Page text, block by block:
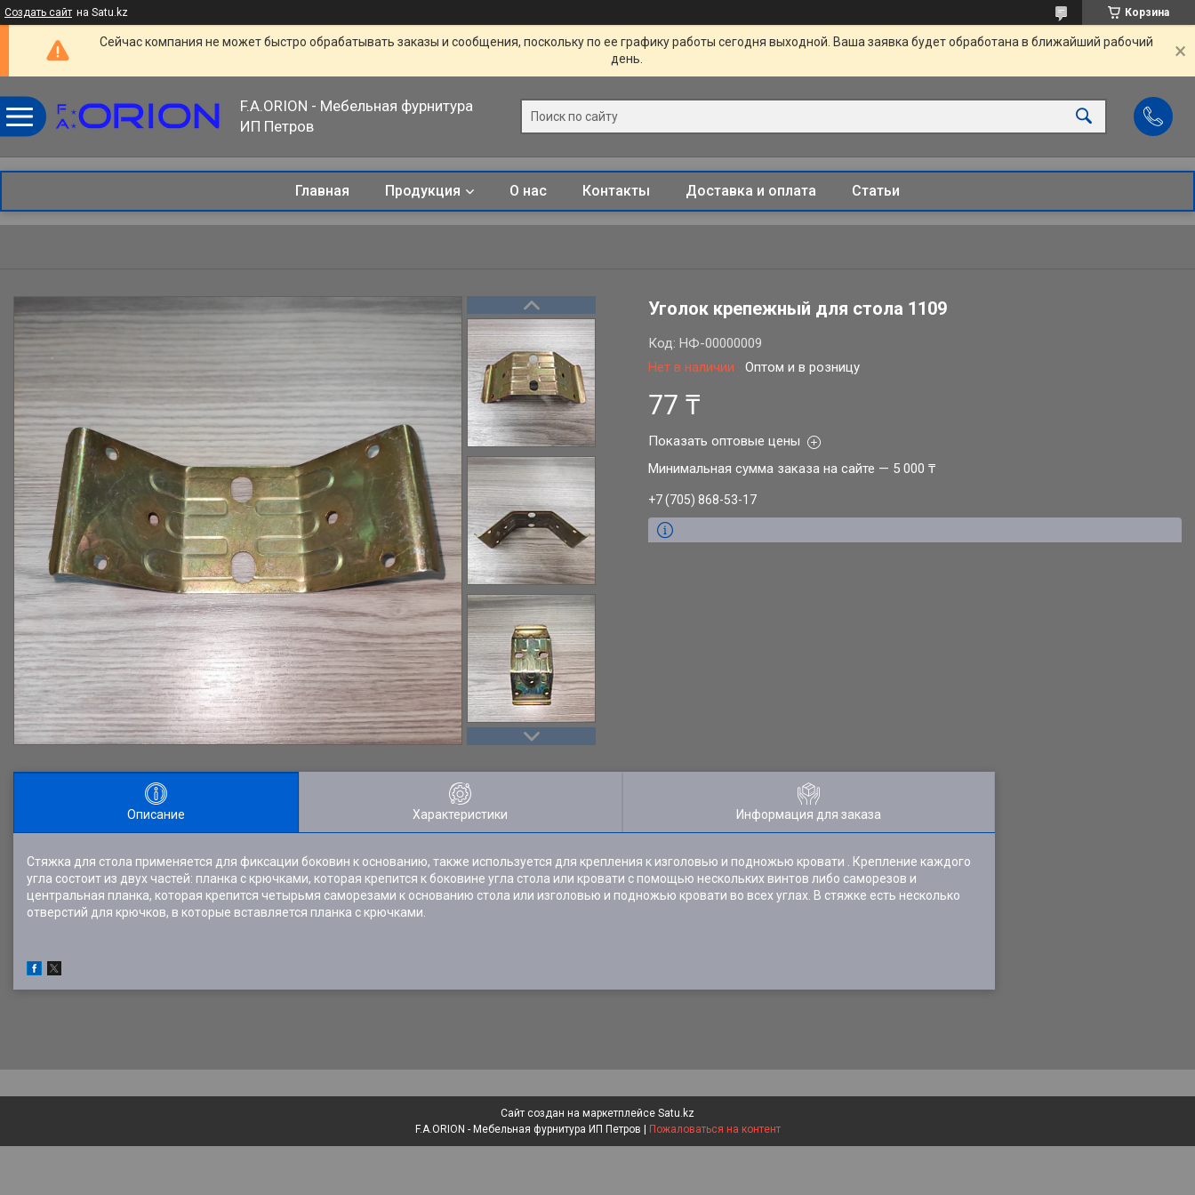
Создать сайт на Satu.kz Корзина
Сейчас компания не может быстро обрабатывать заказы и сообщения, поскольку по ее графику работы сегодня выходной. Ваша заявка будет обработана в ближайший рабочий
день.
F.A.ORION - Мебельная фурнитура
ИП Петров
Главная Продукция О нас Контакты Доставка и оплата Статьи
Уголок крепежный для стола 1109
Нет в наличии Оптом и в розницу
Код:НФ-00000009
77 ₸
Показать оптовые цены
Минимальная сумма заказа на сайте — 5 000 ₸
+7 (705) 868-53-17
Описание Характеристики Информация для заказа
Стяжка для стола применяется для фиксации боковин к основанию, также используется для крепления к изголовью и подножью кровати . Крепление каждого
угла состоит из двух частей: планка с крючками, которая крепится к боковине угла стола или кровати с помощью нескольких винтов либо саморезов и
центральная планка, которая крепится четырьмя саморезами к основанию стола или изголовью и подножью кровати во всех углах. В стяжке есть несколько
отверстий для крючков, в которые вставляется планка с крючками.
Сайт создан на маркетплейсе Satu.kz
Пожаловаться на контент